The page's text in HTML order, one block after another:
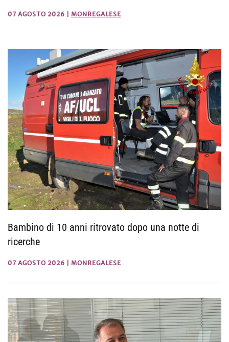
07 AGOSTO 2026 MONREGALESE
Bambino di 10 anni ritrovato dopo una notte di
ricerche
07 AGOSTO 2026 MONREGALESE